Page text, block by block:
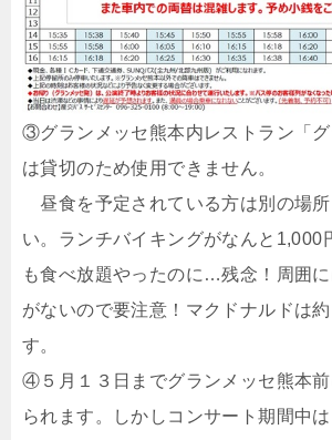
③グランメッセ熊本内レストラン「グ
は貸切のため使用できません。
昼食を予定されている方は別の場所
い。ランチバイキングがなんと1,000
も食べ放題やったのに…残念！周囲
がないので要注意！マクドナルドは
す。
④５月１３日までグランメッセ熊本
られます。しかしコンサート期間中